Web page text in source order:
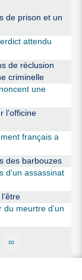
de prison et un
attendu
de réclusion
criminelle
une
l’officine
français a
des barbouzes
d’un assassinat
du meurtre d’un
∞